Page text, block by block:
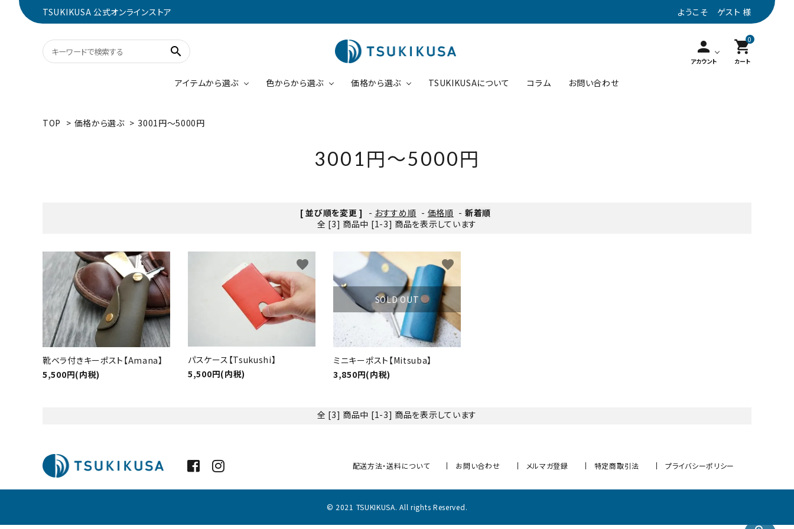
TSUKIKUSA 公式オンラインストア ようこそ ゲスト 様
search person
アカウント
0
shopping_cart
カート
アイテムから選ぶ
コンパクトウォレット
パスケース
色からから選ぶ 価格から選ぶ
0～3000円
30001円～
TSUKIKUSAについて コラム お問い合わせ
TOP > 価格から選ぶ > 3001円～5000円
3001円～5000円
[ 並び順を変更 ] - おすすめ順 - 価格順 - 新着順
全 [3] 商品中 [1-3] 商品を表示しています
靴ベラ付きキーポスト【Amana】
5,500円(内税)
favorite
パスケース【Tsukushi】
5,500円(内税)
favorite
SOLD OUT
ミニキーポスト【Mitsuba】
3,850円(内税)
favorite
全 [3] 商品中 [1-3] 商品を表示しています
カテゴリー
検索する
配送方法・送料について お問い合わせ メルマガ登録 特定商取引法 プライバシーポリシー
© 2021 TSUKIKUSA. All rights Reserved.